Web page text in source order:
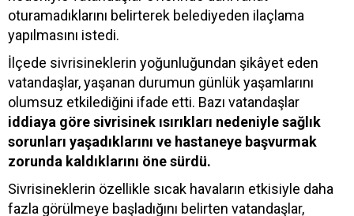
oturamadıklarını belirterek belediyeden ilaçlama
yapılmasını istedi.
İlçede sivrisineklerin yoğunluğundan şikâyet eden
vatandaşlar, yaşanan durumun günlük yaşamlarını
olumsuz etkilediğini ifade etti. Bazı vatandaşlar
iddiaya göre sivrisinek ısırıkları nedeniyle sağlık
sorunları yaşadıklarını ve hastaneye başvurmak
zorunda kaldıklarını öne sürdü.
Sivrisineklerin özellikle sıcak havaların etkisiyle daha
fazla görülmeye başladığını belirten vatandaşlar,